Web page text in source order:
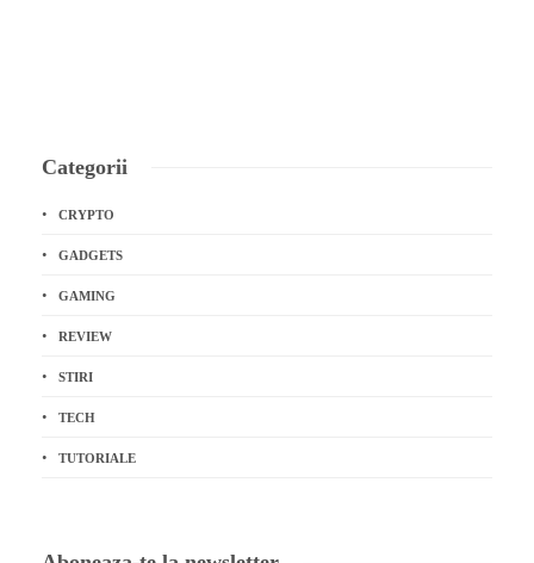
Categorii
CRYPTO
GADGETS
GAMING
REVIEW
STIRI
TECH
TUTORIALE